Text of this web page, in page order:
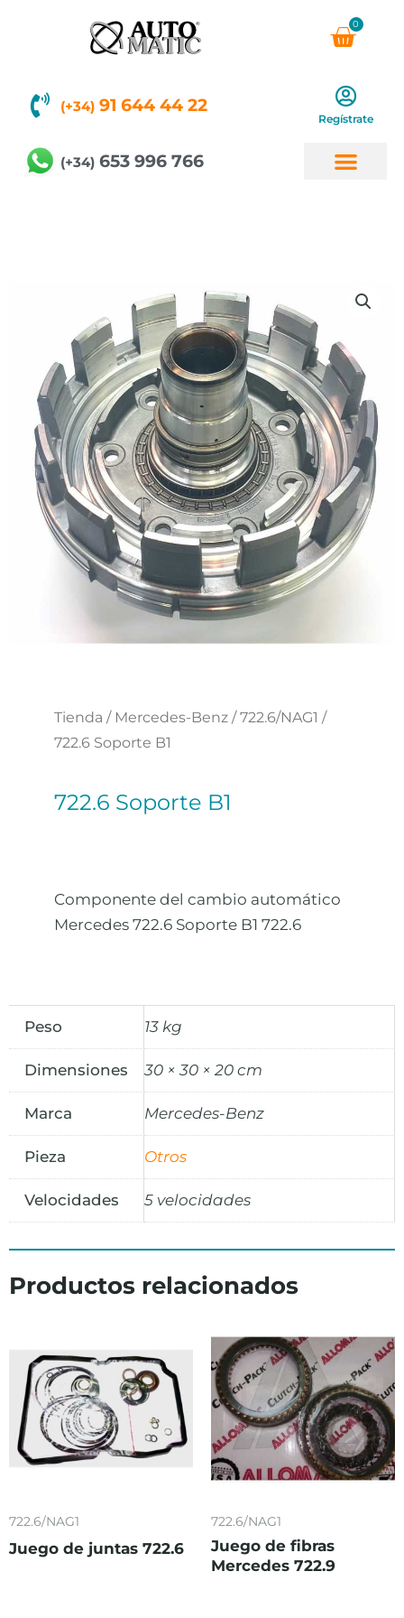
0
(+34) 91 644 44 22
Regístrate
(+34) 653 996 766
Tienda / Mercedes-Benz /722.6/NAG1 /
722.6 Soporte B1
722.6 Soporte B1
Componente del cambio automático
Mercedes 722.6 Soporte B1 722.6
Peso 13 kg
Dimensiones 30 × 30 × 20 cm
Marca Mercedes-Benz
Pieza Otros
Velocidades 5 velocidades
Productos relacionados
722.6/NAG1
Juego de juntas 722.6
722.6/NAG1
Juego de fibras
Mercedes 722.9